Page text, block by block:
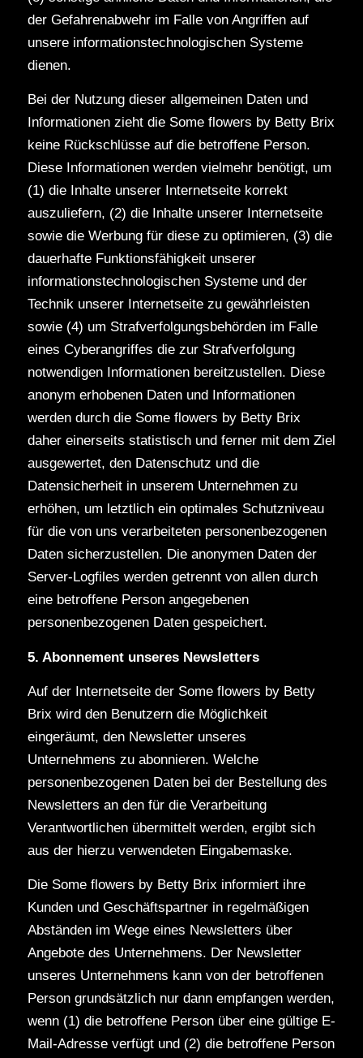
der Gefahrenabwehr im Falle von Angriffen auf
unsere informationstechnologischen Systeme
dienen.
Bei der Nutzung dieser allgemeinen Daten und
Informationen zieht die Some flowers by Betty Brix
keine Rückschlüsse auf die betroffene Person.
Diese Informationen werden vielmehr benötigt, um
(1) die Inhalte unserer Internetseite korrekt
auszuliefern, (2) die Inhalte unserer Internetseite
sowie die Werbung für diese zu optimieren, (3) die
dauerhafte Funktionsfähigkeit unserer
informationstechnologischen Systeme und der
Technik unserer Internetseite zu gewährleisten
sowie (4) um Strafverfolgungsbehörden im Falle
eines Cyberangriffes die zur Strafverfolgung
notwendigen Informationen bereitzustellen. Diese
anonym erhobenen Daten und Informationen
werden durch die Some flowers by Betty Brix
daher einerseits statistisch und ferner mit dem Ziel
ausgewertet, den Datenschutz und die
Datensicherheit in unserem Unternehmen zu
erhöhen, um letztlich ein optimales Schutzniveau
für die von uns verarbeiteten personenbezogenen
Daten sicherzustellen. Die anonymen Daten der
Server-Logfiles werden getrennt von allen durch
eine betroffene Person angegebenen
personenbezogenen Daten gespeichert.
5. Abonnement unseres Newsletters
Auf der Internetseite der Some flowers by Betty
Brix wird den Benutzern die Möglichkeit
eingeräumt, den Newsletter unseres
Unternehmens zu abonnieren. Welche
personenbezogenen Daten bei der Bestellung des
Newsletters an den für die Verarbeitung
Verantwortlichen übermittelt werden, ergibt sich
aus der hierzu verwendeten Eingabemaske.
Die Some flowers by Betty Brix informiert ihre
Kunden und Geschäftspartner in regelmäßigen
Abständen im Wege eines Newsletters über
Angebote des Unternehmens. Der Newsletter
unseres Unternehmens kann von der betroffenen
Person grundsätzlich nur dann empfangen werden,
wenn (1) die betroffene Person über eine gültige E-
Mail-Adresse verfügt und (2) die betroffene Person